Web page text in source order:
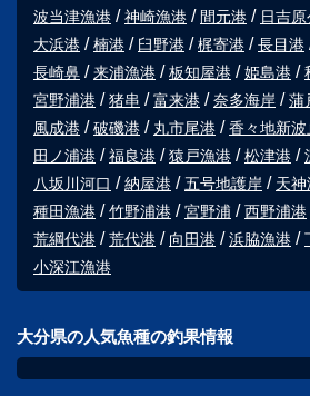
波当津漁港
神崎漁港 間元港 日吉
大浜港
楠港 臼野港 梶寄港 長目港
長崎鼻
来浦漁港 板知屋港 姫島港
宮野浦港
猪串 富来港 奈多海岸 蒲
風成港
破磯港 丸市尾港 香々地新波
田ノ浦港
福良港 猿戸漁港 松津港
八坂川河口
納屋港 五号地護岸 天神
種田漁港
竹野浦港 宮野浦 西野浦港
荒綱代港
荒代港 向田港 浜脇漁港
小深江漁港
大分県の人気魚種の釣果情報